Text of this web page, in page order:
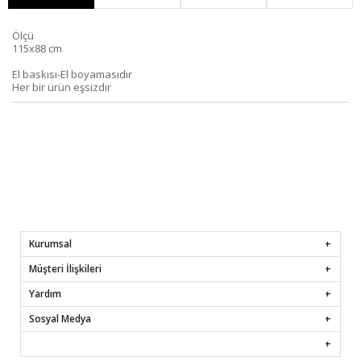
Ölçü
115x88 cm
El baskısı-El boyamasıdır
Her bir ürün eşsizdir
Kurumsal
Müşteri İlişkileri
Yardım
Sosyal Medya